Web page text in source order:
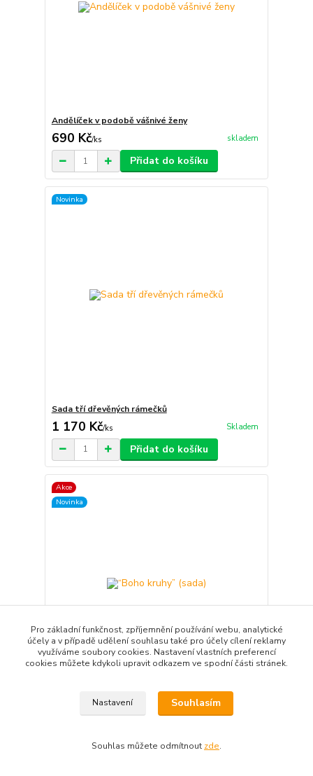
Andělíček v podobě vášnivé ženy
690 Kč/ks skladem
Přidat do košíku
Novinka
Sada tří dřevěných rámečků
1 170 Kč/ks Skladem
Přidat do košíku
Akce
Novinka
“Boho kruhy” (sada)
Přidat do košíku
Pro základní funkčnost, zpříjemnění používání webu, analytické
účely a v případě udělení souhlasu také pro účely cílení reklamy
využíváme soubory cookies. Nastavení vlastních preferencí
cookies můžete kdykoli upravit odkazem ve spodní části stránek.
Nastavení Souhlasím
Souhlas můžete odmítnout zde.